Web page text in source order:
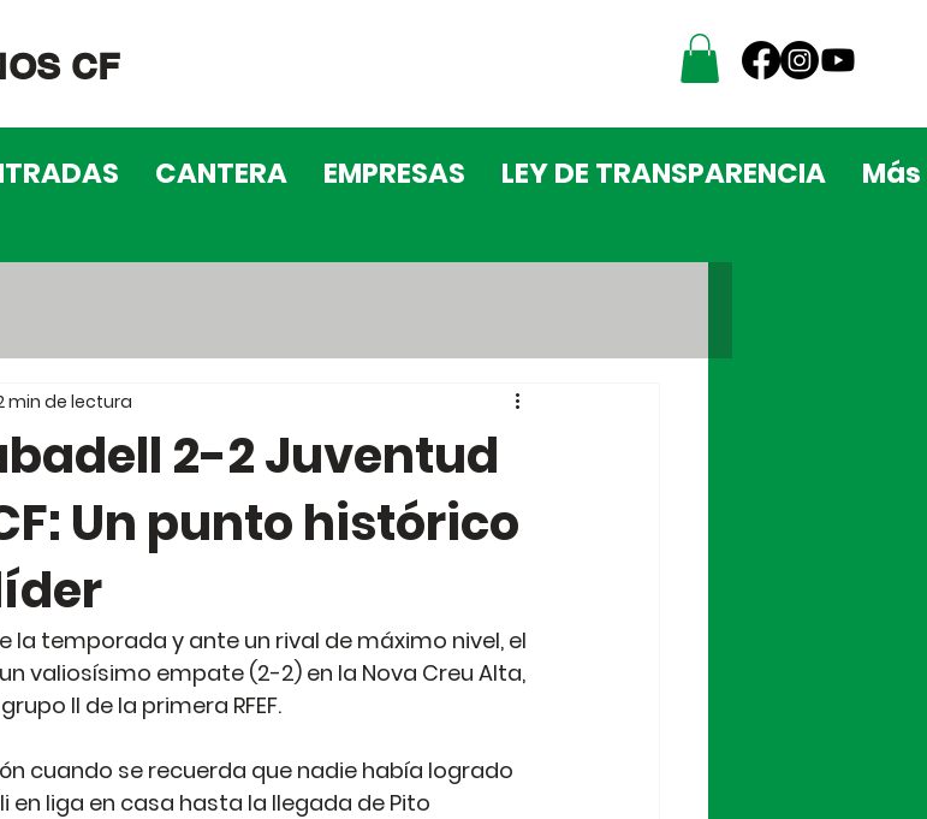
CF
CANTERA EMPRESAS LEY DE TRANSPARENCIA Más
2-2 Juventud
Un punto histórico
min de lectura
la temporada y ante un rival de máximo nivel, el
valiosísimo empate (2-2) en la Nova Creu Alta,
II de la primera RFEF.
cuando se recuerda que nadie había logrado
en liga en casa hasta la llegada de Pito